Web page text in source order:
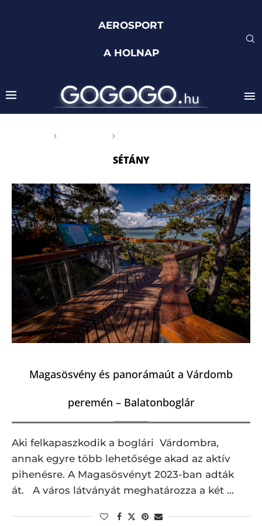
AEROSPORT
A HOLNAP
SÉTÁNY
Magasösvény és panorámaút a Várdomb
peremén – Balatonboglár
Aki felkapaszkodik a boglári Várdombra,
annak egyre több lehetősége akad az aktív
pihenésre. A Magasösvényt 2023-ban adták
át. A város látványát meghatározza a két …